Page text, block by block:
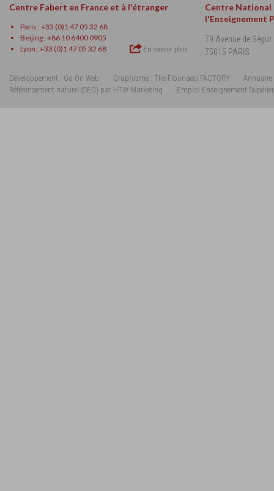
Centre Fabert en France et à l'étranger
Paris : +33 (0)1 47 05 32 68
Beijing : +86 10 6400 0905
Lyon : +33 (0)1 47 05 32 68
En savoir plus
Centre National
l'Enseignement
79 Avenue de Ségur
75015 PARIS
Développement : Go On Web Graphisme : The Fibonacci FACTORY
Annuaire
Référencement naturel (SEO) par HTW-Marketing
Emploi Enseignement